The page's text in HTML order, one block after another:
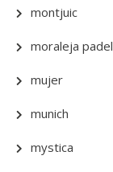
montjuic
moraleja padel
mujer
munich
mystica